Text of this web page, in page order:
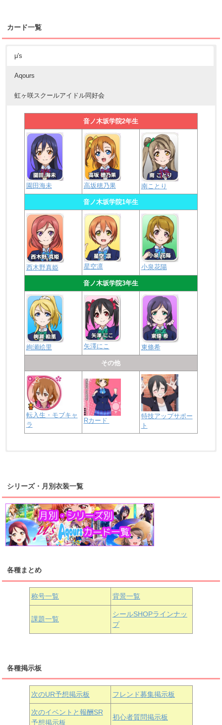
カード一覧
μ's
Aqours
虹ヶ咲スクールアイドル同好会
音ノ木坂学院2年生
園田海未 高坂穂乃果 南ことり
音ノ木坂学院1年生
西木野真姫 星空凛 小泉花陽
音ノ木坂学院3年生
絢瀬絵里 矢澤にこ 東條希
その他
転入生・モブキャ
ラ
Rカード
特技アップサポー
ト
桜内梨子 高海千歌 渡辺曜
浦の星女学院1年生
津島善子 黒澤ルビィ
浦の星女学院3年生
黒澤ダイヤ
上原歩夢 宮下愛 優木せつ菜
虹ヶ咲学園1年生
中須かすみ 天王寺璃奈
シリーズ・月別衣装一覧
各種まとめ
称号一覧 背景一覧
課題一覧
シールSHOPラインナッ
プ
各種掲示板
次のUR予想掲示板 フレンド募集掲示板
次のイベントと報酬SR
予想掲示板
初心者質問掲示板